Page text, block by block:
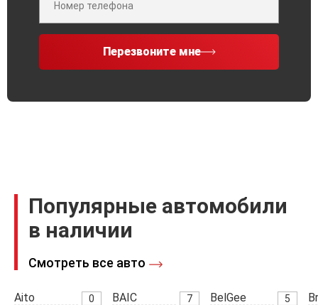
Перезвоните мне
Популярные автомобили
в наличии
Смотреть все авто
Aito 0 BAIC 7 BelGee 5